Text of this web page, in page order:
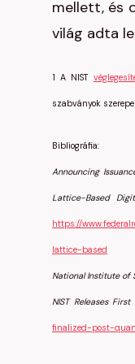
mellett, és
világ adta
1 A NIST
szabványok
Bibliográfia:
Announcing
Lattice-Based
https://
lattice-based
National Institute of
NIST Releases
finalized-post-